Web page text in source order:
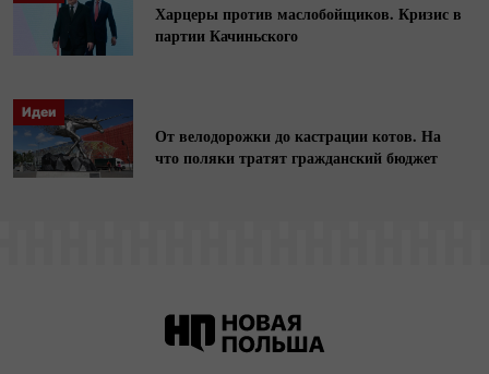
Харцеры против маслобойщиков. Кризис в
партии Качиньского
Идеи
От велодорожки до кастрации котов. На
что поляки тратят гражданский бюджет